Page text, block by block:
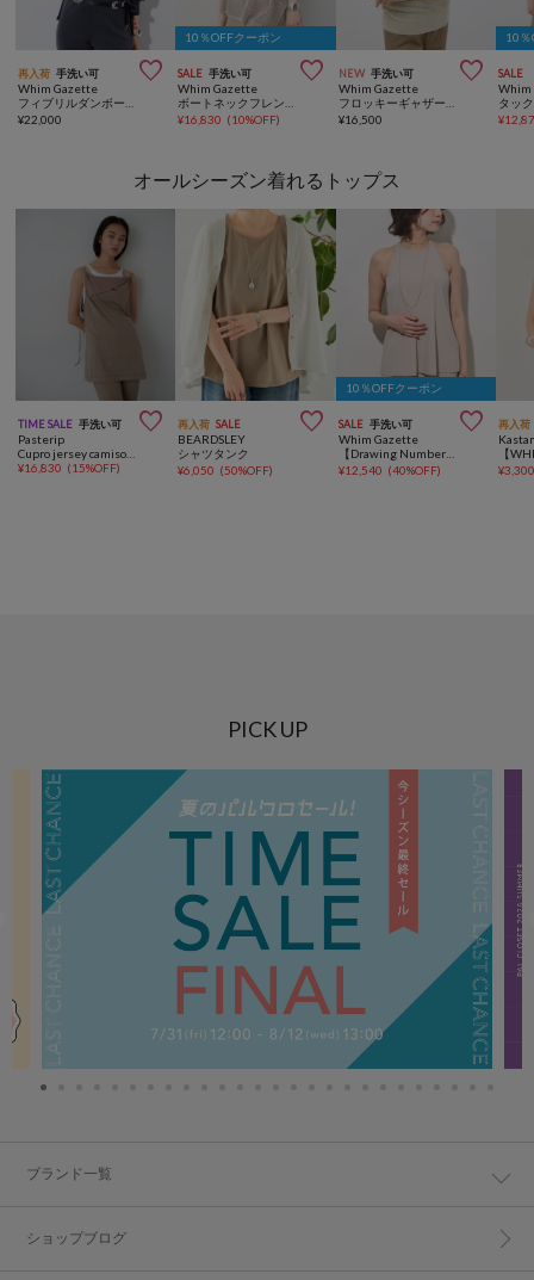
再入荷 手洗い可 
Whim Gazette
¥22,000
10％OFFクーポン
SALE 手洗い可 
Whim Gazette
¥16,830 (10%OFF)
NEW 手洗い可 
Whim Gazette
¥16,500
10％
SALE
Whim
¥
オールシーズン着れるトップス
TIME SALE 手洗い可 
Pasterip
¥16,830 (15%OFF)
再入荷 SALE 
BEARDSLEY
シャツタンク
¥6,050 (50%OFF)
10％OFFクーポン
SALE 手洗い可 
Whim Gazette
【Drawing Numbers】ホルターニットタンク
¥12,540 (40%OFF)
再入荷
¥
PICK UP
ブランド一覧
ショップブログ